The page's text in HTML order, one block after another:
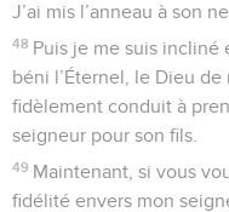
J’ai mis l’anneau à son
48 Puis je me suis incliné
béni l’Éternel, le Dieu de
fidèlement conduit à
seigneur pour son fils.
49 Maintenant, si vous
fidélité envers mon